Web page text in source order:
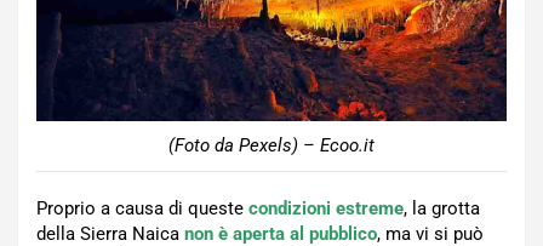
(Foto da Pexels) – Ecoo.it
Proprio a causa di queste condizioni estreme, la grotta
della Sierra Naica non è aperta al pubblico, ma vi si può